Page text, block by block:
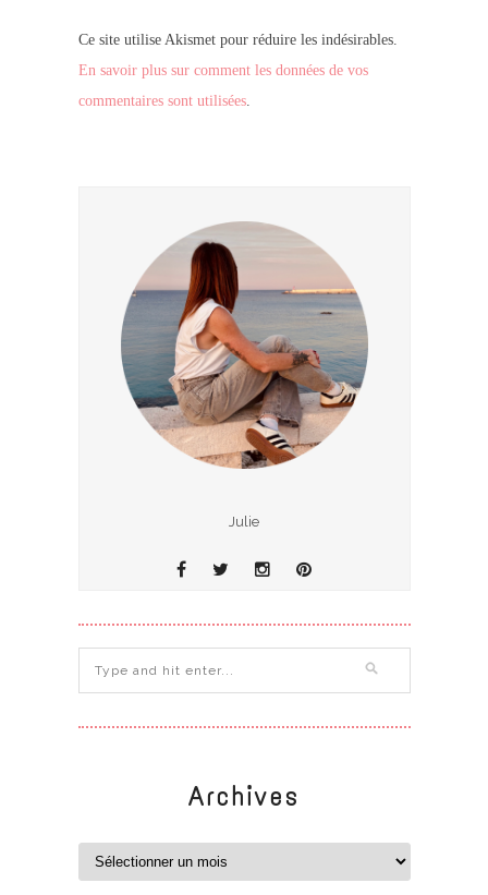
Ce site utilise Akismet pour réduire les indésirables.
En savoir plus sur comment les données de vos
commentaires sont utilisées.
Julie
Archives